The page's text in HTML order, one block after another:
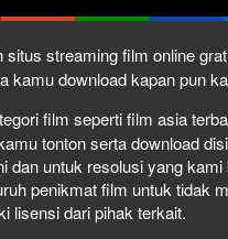
situs streaming film online
kamu download kapan pun
film seperti film asia
tonton serta download
dan untuk resolusi yang
penikmat film untuk tidak
lisensi dari pihak terkait.